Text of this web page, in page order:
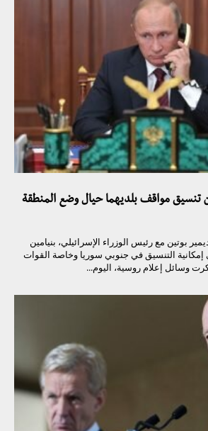
تنسيق مواقف بلديهما حيال وضع المنطقة
بوتين مع رئيس الوزراء الإسرائيلي، بنيامين
إمكانية التنسيق في جنوبي سوريا وخاصة القوات
وسائل إعلام روسية، اليوم...